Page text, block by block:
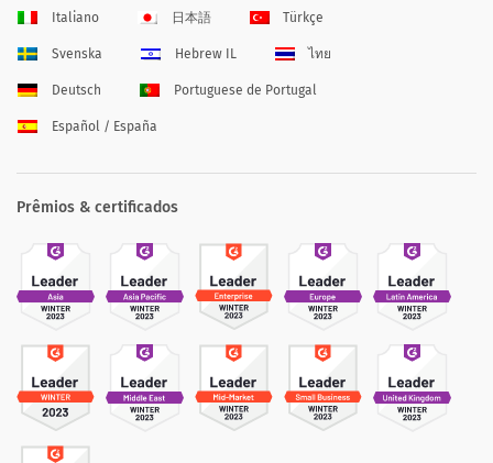
Italiano 日本語 Türkçe
Svenska Hebrew IL ไทย
Deutsch Portuguese de Portugal
Español / España
Prêmios & certificados